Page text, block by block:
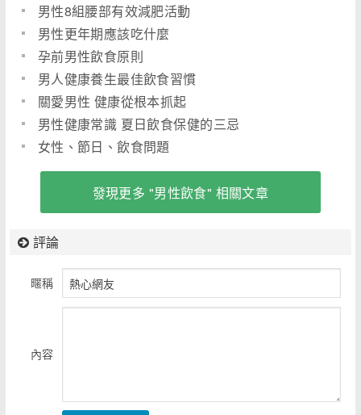
男性8組腰部有效減肥活動
男性更年期應該吃什麼
孕前男性飲食原則
男人健康養生最佳飲食習慣
關愛男性 健康從根本抓起
男性健康常識 夏日飲食保健的三忌
女性、節日、飲食問題
發現更多 "男性飲食" 相關文章
評論
暱稱
內容